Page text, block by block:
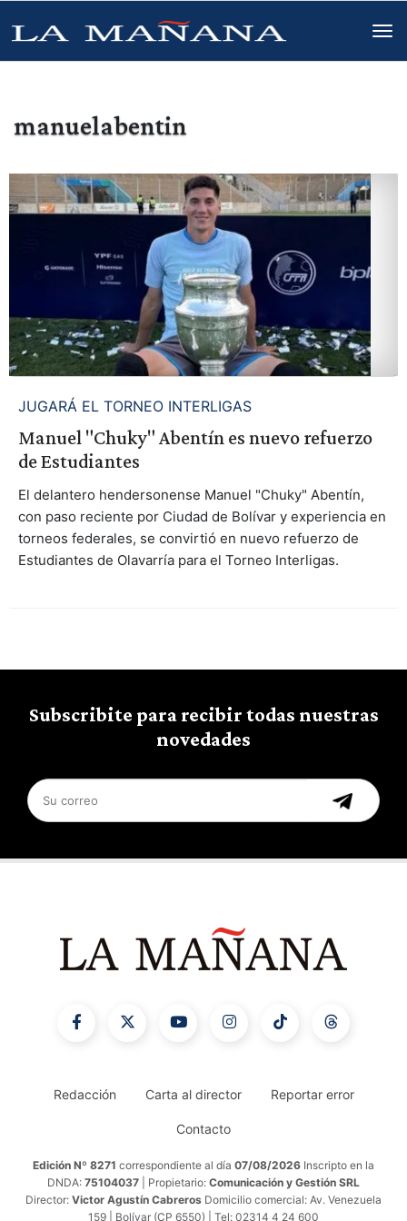
manuelabentin
JUGARÁ EL TORNEO INTERLIGAS
Manuel "Chuky" Abentín es nuevo refuerzo
de Estudiantes
El delantero hendersonense Manuel "Chuky" Abentín,
con paso reciente por Ciudad de Bolívar y experiencia en
torneos federales, se convirtió en nuevo refuerzo de
Estudiantes de Olavarría para el Torneo Interligas.
Subscribite para recibir todas nuestras
novedades
Redacción Carta al director Reportar error
Contacto
Edición Nº 8271 correspondiente al día 07/08/2026 Inscripto en la
DNDA: 75104037 | Propietario: Comunicación y Gestión SRL
Director: Victor Agustín Cabreros Domicilio comercial: Av. Venezuela
159 | Bolívar (CP 6550) | Tel: 02314 4 24 600